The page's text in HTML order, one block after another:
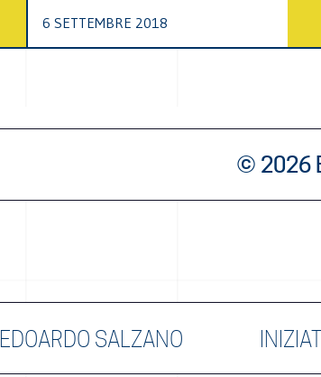
EDOARDO SALZANO
6 SETTEMBRE 2018
© 2026